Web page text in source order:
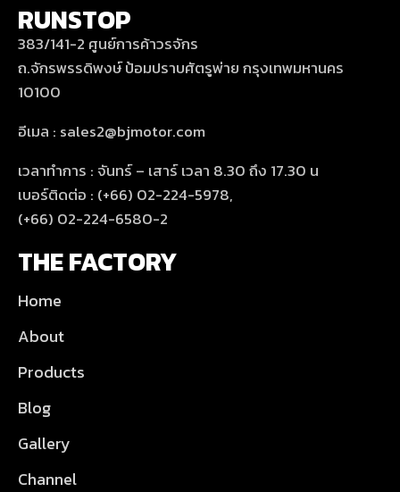
RUNSTOP
383/141-2 ศูนย์การค้าวรจักร
ถ.จักรพรรดิพงษ์ ป้อมปราบศัตรูพ่าย กรุงเทพมหานคร
10100
อีเมล : sales2@bjmotor.com
เวลาทำการ : จันทร์ – เสาร์ เวลา 8.30 ถึง 17.30 น
เบอร์ติดต่อ : (+66) 02-224-5978,
(+66) 02-224-6580-2
THE FACTORY
Home
About
Products
Blog
Gallery
Channel